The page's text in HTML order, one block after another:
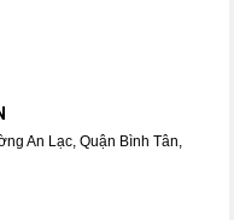
An Lạc, Quận Bình Tân,